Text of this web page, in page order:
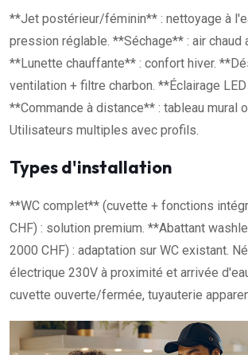
**Jet postérieur/féminin** : nettoyage à
pression réglable. **Séchage** : air chaud
**Lunette chauffante** : confort hiver.
ventilation + filtre charbon. **Éclairage
**Commande à distance** : tableau mural
Utilisateurs multiples avec profils.
Types d'installation
**WC complet** (cuvette + fonctions
CHF) : solution premium. **Abattant
2000 CHF) : adaptation sur WC existant.
électrique 230V à proximité et arrivée
cuvette ouverte/fermée, tuyauterie